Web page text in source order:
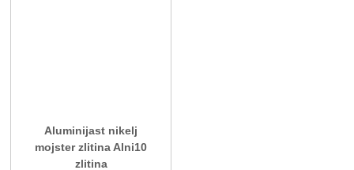
Aluminijast nikelj
mojster zlitina Alni10
zlitina